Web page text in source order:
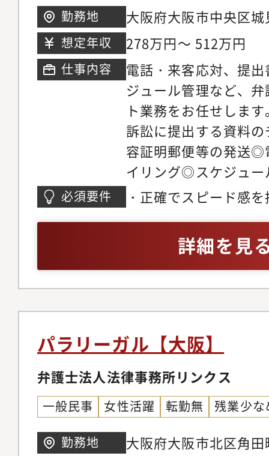
他勤務条件に関する
コ所属、入社日と同
コグループホールデ
め、勤務先は株式会
ホールディングスと
勤務地
大阪府大阪市中央区
下IMPビル地下鉄長堀
ネスパーク駅」4番
線「大阪城公園駅」/
東西線「京橋駅」西
橋駅」片町口/徒歩7分
想定年収 278万円～ 512万円
仕事内容
電話・来客応対、提
ジュール管理など、
ト業務をお任せしま
訴訟に提出する資料
容証明郵便等の発送
イリング◎スケジュ
の流れ女性スタッフ
して必要な知識や技
士の先生方や、事務
問に思ったことや自
境なので一人で悩み
せん。スキルアップ
す。◆幅広い案件に携
で、経験を重ねなが
です。◆良い点を伸ば
服する機会が多いの
ンスも豊富です。◆最
われるので、正確か
必須要件
・正確でスピード感
務所での業務経験が
会計事務所も含む）
詳細を見
パラリーガル【大阪】
弁護士法人法律事務所リンクス
一般民事 女性活躍 転勤無 残業少な
勤務地
大阪府大阪市北区角